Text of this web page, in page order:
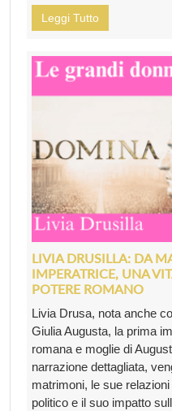
Leggi Tutto
LIVIA DRUSILLA: DA
IMPERATRICE, UNA
POTERE ROMANO
Livia Drusa, nota anche
Giulia Augusta, la prima
romana e moglie di
narrazione dettagliata,
matrimoni, le sue
politico e il suo impatto